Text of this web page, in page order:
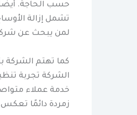
حسب الحاجة.
تشمل إزالة
لمن يبحث عن
كما تهتم الشركة
الشركة تجربة
خدمة عملاء
زمردة دائمًا تعكس